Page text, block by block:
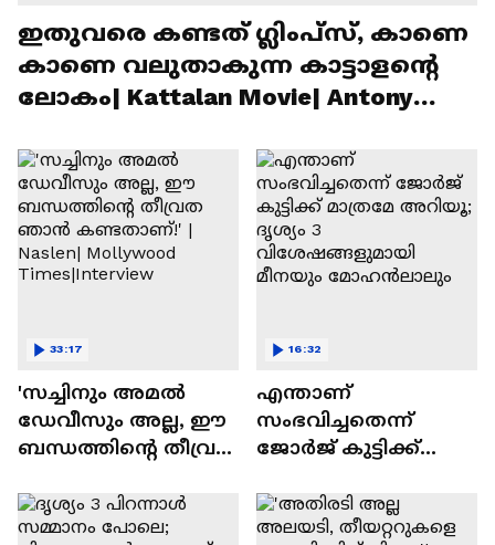
ഇതുവരെ കണ്ടത് ഗ്ലിംപ്സ്, കാണെ
കാണെ വലുതാകുന്ന കാട്ടാളൻ്റെ
ലോകം| Kattalan Movie| Antony
'സച്ചിനും അമൽ
ഡേവീസും അല്ല, ഈ
ബന്ധത്തിൻ്റെ തീവ്രത
Naslen| Mollywood
Times|Interview
33:17
എന്താണ്
സംഭവിച്ചതെന്ന്
ജോർജ് കുട്ടിക്ക്
ദൃശ്യം 3
വിശേഷങ്ങളുമായി
16:32